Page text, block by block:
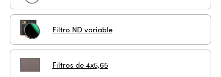
Filtro ND variable
Filtros de 4x5,65